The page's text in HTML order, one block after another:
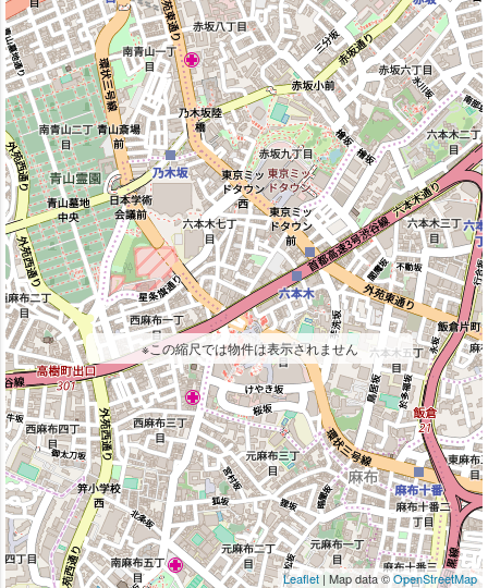
Leaflet| Map data ©OpenStreetMap
※この縮尺では物件は表示されません